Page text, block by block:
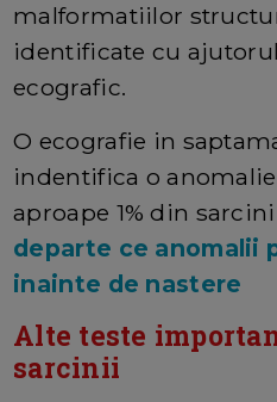
malformatiilor
identificate cu
ecografic.
O ecografie in
indentifica o
aproape 1% din sarcini
departe ce anomalii
inainte de nastere
Alte teste
sarcinii